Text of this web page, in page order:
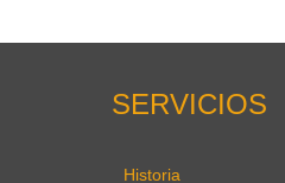
SERVICIOS
Historia